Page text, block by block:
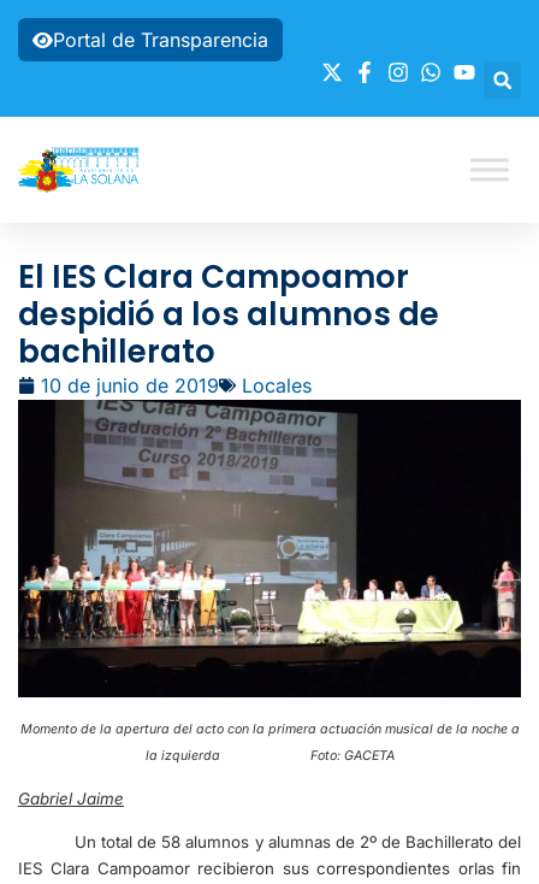
Portal de Transparencia
El IES Clara Campoamor
despidió a los alumnos de
bachillerato
10 de junio de 2019 Locales
Momento de la apertura del acto con la primera actuación musical de la noche a
la izquierda Foto: GACETA
Gabriel Jaime
Un total de 58 alumnos y alumnas de 2º de Bachillerato del
IES Clara Campoamor recibieron sus correspondientes orlas fin